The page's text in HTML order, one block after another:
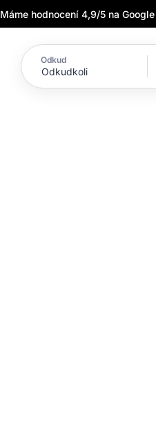
Máme hodnocení 4,9/5 na Google
Odkud